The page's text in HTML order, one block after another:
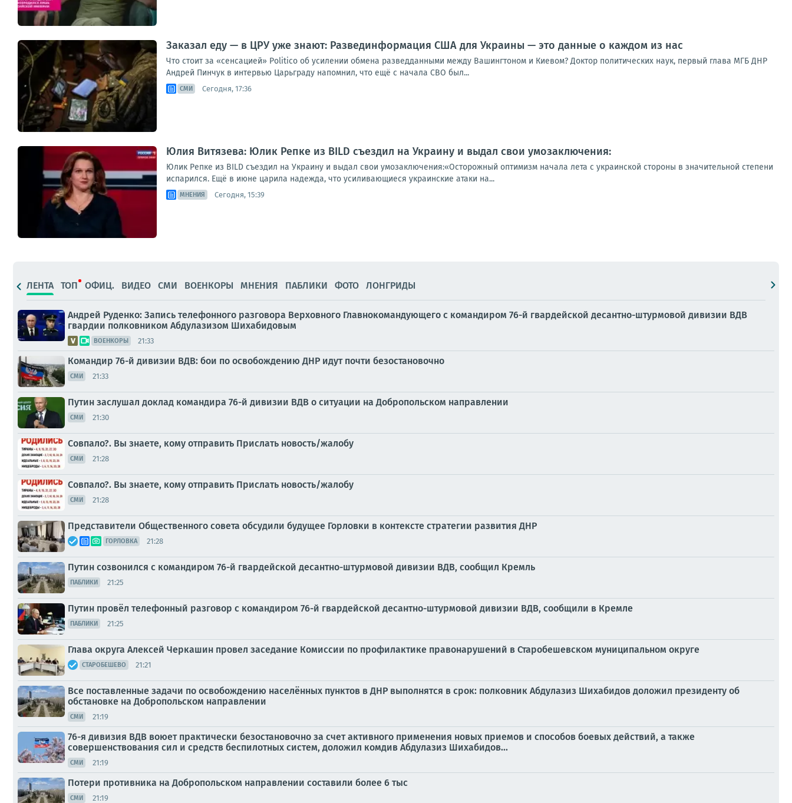
Заказал еду — в ЦРУ уже знают: Развединформация США для Украины — это данные о каждом из нас
Что стоит за «сенсацией» Politico об усилении обмена разведданными между Вашингтоном и Киевом? Доктор политических наук, первый глава МГБ ДНР
Андрей Пинчук в интервью Царьграду напомнил, что ещё с начала СВО был...
СМИ Сегодня, 17:36
Юлия Витязева: Юлик Репке из BILD съездил на Украину и выдал свои умозаключения:
Юлик Репке из BILD съездил на Украину и выдал свои умозаключения:«Осторожный оптимизм начала лета с украинской стороны в значительной степени
испарился. Ещё в июне царила надежда, что усиливающиеся украинские атаки на...
МНЕНИЯ Сегодня, 15:39
ЛЕНТА ТОП ОФИЦ. ВИДЕО СМИ ВОЕНКОРЫ МНЕНИЯ ПАБЛИКИ ФОТО ЛОНГРИДЫ
Андрей Руденко: Запись телефонного разговора Верховного Главнокомандующего с командиром 76-й гвардейской десантно-штурмовой дивизии ВДВ
гвардии полковником Абдулазизом Шихабидовым
ВОЕНКОРЫ 21:33
Командир 76-й дивизии ВДВ: бои по освобождению ДНР идут почти безостановочно
СМИ 21:33
Путин заслушал доклад командира 76-й дивизии ВДВ о ситуации на Добропольском направлении
СМИ 21:30
Совпало?. Вы знаете, кому отправить Прислать новость/жалобу
СМИ 21:28
Совпало?. Вы знаете, кому отправить Прислать новость/жалобу
СМИ 21:28
Представители Общественного совета обсудили будущее Горловки в контексте стратегии развития ДНР
ГОРЛОВКА 21:28
Путин созвонился с командиром 76-й гвардейской десантно-штурмовой дивизии ВДВ, сообщил Кремль
ПАБЛИКИ 21:25
Путин провёл телефонный разговор с командиром 76-й гвардейской десантно-штурмовой дивизии ВДВ, сообщили в Кремле
ПАБЛИКИ 21:25
Глава округа Алексей Черкашин провел заседание Комиссии по профилактике правонарушений в Старобешевском муниципальном округе
СТАРОБЕШЕВО 21:21
Все поставленные задачи по освобождению населённых пунктов в ДНР выполнятся в срок: полковник Абдулазиз Шихабидов доложил президенту об
обстановке на Добропольском направлении
СМИ 21:19
76-я дивизия ВДВ воюет практически безостановочно за счет активного применения новых приемов и способов боевых действий, а также
совершенствования сил и средств беспилотных систем, доложил комдив Абдулазиз Шихабидов...
СМИ 21:19
Потери противника на Добропольском направлении составили более 6 тыс
СМИ 21:19